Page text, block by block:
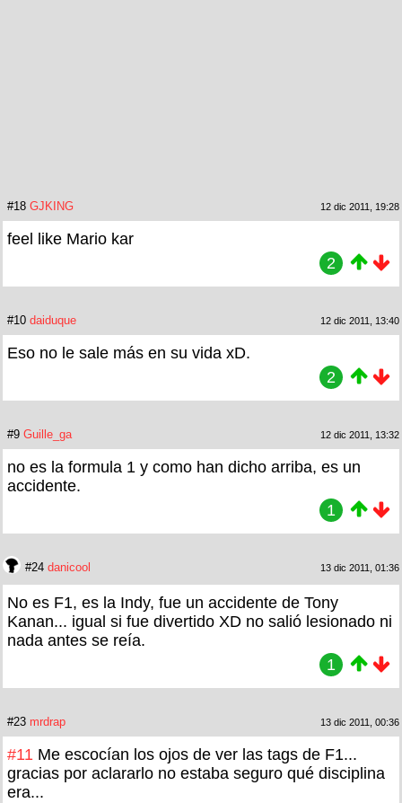
#18 GJKING 12 dic 2011, 19:28
feel like Mario kar
2
#10 daiduque 12 dic 2011, 13:40
Eso no le sale más en su vida xD.
2
#9 Guille_ga 12 dic 2011, 13:32
no es la formula 1 y como han dicho arriba, es un
accidente.
1
#24 danicool 13 dic 2011, 01:36
No es F1, es la Indy, fue un accidente de Tony
Kanan... igual si fue divertido XD no salió lesionado ni
nada antes se reía.
1
#23 mrdrap 13 dic 2011, 00:36
#11 Me escocían los ojos de ver las tags de F1...
gracias por aclararlo no estaba seguro qué disciplina
era...